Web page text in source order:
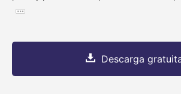
Descarga